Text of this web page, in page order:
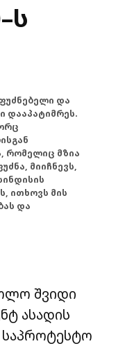
და
დააპატიმრეს.
რომელიც მზია
მიიჩნევს,
ითხოვს მის
და
შვიდი
ასადის